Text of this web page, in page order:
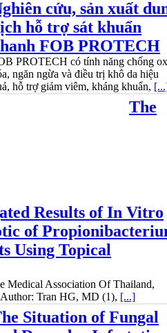
cứu, sản xuất
hỗ trợ sát khuẩn
FOB PROTECH
PROTECH có tính năng chống
ngăn ngừa và điều trị khô da hiệu
hỗ trợ giảm viêm, kháng khuẩn,
The
Results of In Vitro
of
Using Topical
Medical Association Of Thailand,
Tran HG, MD (1), [...]
Situation of Fungal